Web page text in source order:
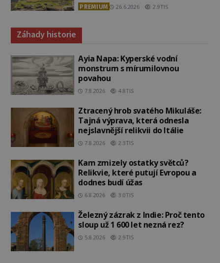
PREMIUM 26.6.2026 2.9TIS
Záhady historie
Ayia Napa: Kyperské vodní
monstrum s mírumilovnou
povahou
7.8.2026 4.8TIS
Ztracený hrob svatého Mikuláše:
Tajná výprava, která odnesla
nejslavnější relikvii do Itálie
7.8.2026 2.3TIS
Kam zmizely ostatky světců?
Relikvie, které putují Evropou a
dodnes budí úžas
6.8.2026 3.0TIS
Železný zázrak z Indie: Proč tento
sloup už 1 600 let nezná rez?
5.8.2026 2.9TIS